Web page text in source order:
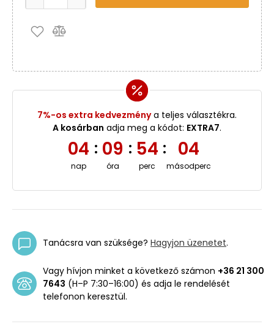
7%-os extra kedvezménya teljes választékra.
A kosárban adja meg a kódot: EXTRA7.
04
nap
: 09
óra
: 54
perc
: 04
másodperc
Tanácsra van szüksége? Hagyjon üzenetet.
Vagy hívjon minket a következő számon +36 21 300
7643 (H–P 7:30–16:00) és adja le rendelését
telefonon keresztül.